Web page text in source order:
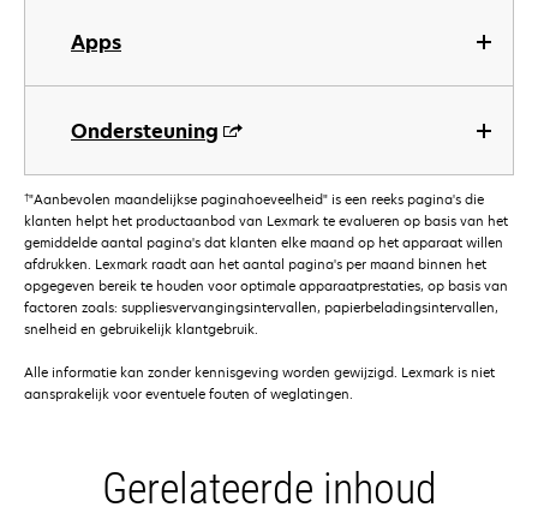
Apps
Ondersteuning
†"Aanbevolen maandelijkse paginahoeveelheid" is een reeks pagina's die
klanten helpt het productaanbod van Lexmark te evalueren op basis van het
gemiddelde aantal pagina's dat klanten elke maand op het apparaat willen
afdrukken. Lexmark raadt aan het aantal pagina's per maand binnen het
opgegeven bereik te houden voor optimale apparaatprestaties, op basis van
factoren zoals: suppliesvervangingsintervallen, papierbeladingsintervallen,
snelheid en gebruikelijk klantgebruik.
Alle informatie kan zonder kennisgeving worden gewijzigd. Lexmark is niet
aansprakelijk voor eventuele fouten of weglatingen.
Gerelateerde inhoud